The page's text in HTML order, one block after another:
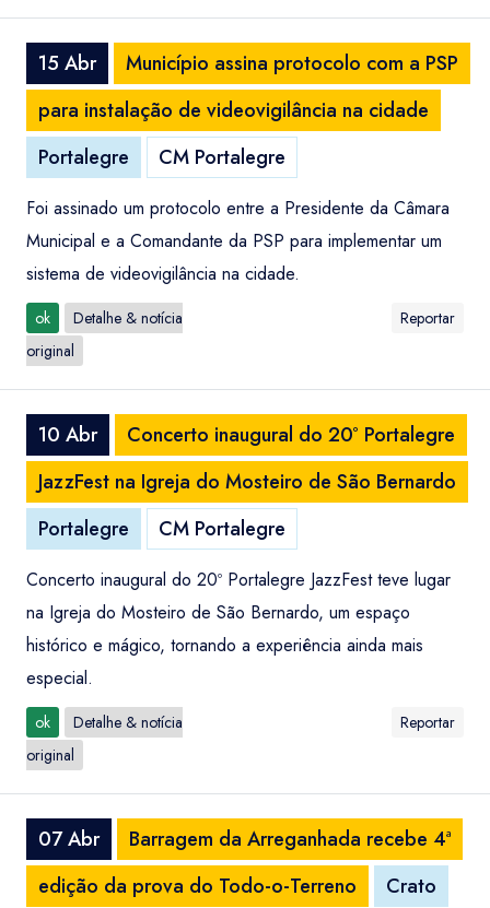
15 Abr
Município assina protocolo com a PSP
para instalação de videovigilância na cidade
Portalegre
CM Portalegre
Foi assinado um protocolo entre a Presidente da Câmara
Municipal e a Comandante da PSP para implementar um
sistema de videovigilância na cidade.
ok
Detalhe & notícia
original
Reportar
10 Abr
Concerto inaugural do 20º Portalegre
JazzFest na Igreja do Mosteiro de São Bernardo
Portalegre
CM Portalegre
Concerto inaugural do 20º Portalegre JazzFest teve lugar
na Igreja do Mosteiro de São Bernardo, um espaço
histórico e mágico, tornando a experiência ainda mais
especial.
ok
Detalhe & notícia
original
Reportar
07 Abr
Barragem da Arreganhada recebe 4ª
edição da prova do Todo-o-Terreno
Crato